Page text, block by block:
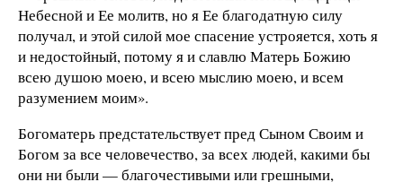
Небесной и Ее молитв, но я Ее благодатную силу
получал, и этой силой мое спасение устрояется, хоть я
и недостойный, потому я и славлю Матерь Божию
всею душою моею, и всею мыслию моею, и всем
разумением моим».
Богоматерь предстательствует пред Сыном Своим и
Богом за все человечество, за всех людей, какими бы
они ни были — благочестивыми или грешными,